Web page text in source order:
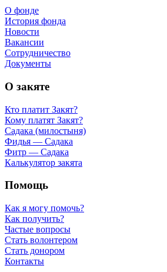
О фонде
История фонда
Новости
Вакансии
Сотрудничество
Документы
О закяте
Кто платит Закят?
Кому платят Закят?
Садака (милостыня)
Фидья — Садака
Фитр — Садака
Калькулятор закята
Помощь
Как я могу помочь?
Как получить?
Частые вопросы
Стать волонтером
Стать донором
Контакты